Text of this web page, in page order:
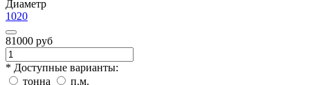
Диаметр
1020
81000 руб
* Доступные варианты:
тонна
п.м.